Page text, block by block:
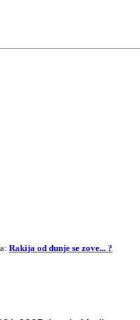
Rakija od dunje se zove... ?